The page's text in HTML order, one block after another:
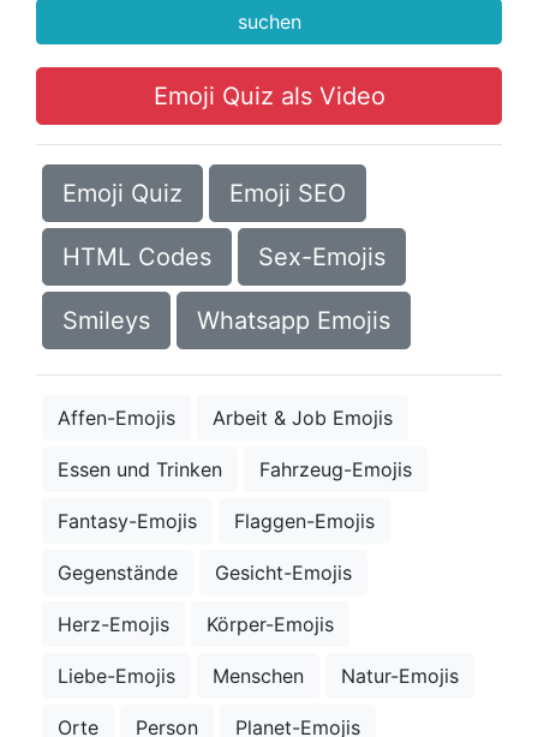
suchen
Emoji Quiz als Video
Emoji Quiz Emoji SEO
HTML Codes Sex-Emojis
Smileys Whatsapp Emojis
Affen-Emojis Arbeit & Job Emojis
Essen und Trinken Fahrzeug-Emojis
Fantasy-Emojis Flaggen-Emojis
Gegenstände Gesicht-Emojis
Herz-Emojis Körper-Emojis
Liebe-Emojis Menschen Natur-Emojis
Orte Person Planet-Emojis